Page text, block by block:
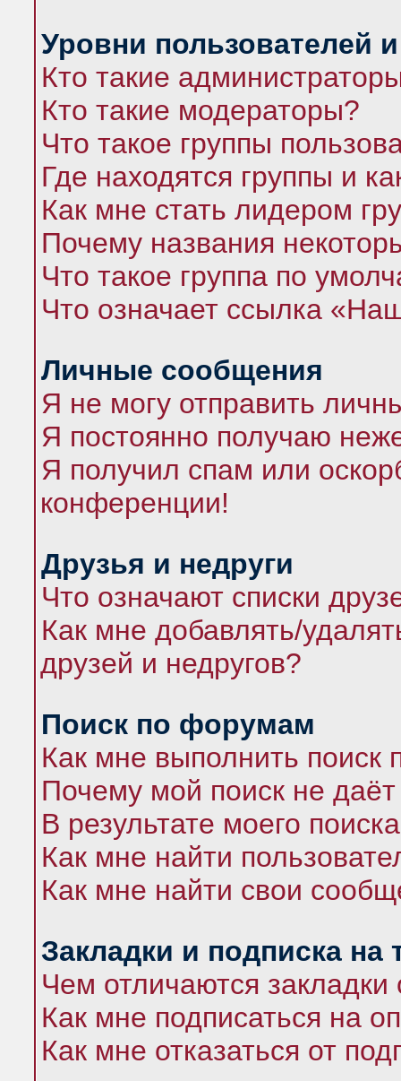
Уровни пользователей
Кто такие
Кто такие модераторы?
Что такое группы
Где находятся группы и
Как мне стать лидером
Почему названия
Что такое группа по
Что означает ссылка
Личные сообщения
Я не могу отправить
Я постоянно получаю
Я получил спам или
конференции!
Друзья и недруги
Что означают списки
Как мне добавлять/
друзей и недругов?
Поиск по форумам
Как мне выполнить
Почему мой поиск не даёт
В результате моего
Как мне найти
Как мне найти свои
Закладки и подписка на
Чем отличаются закладки
Как мне подписаться на
Как мне отказаться от